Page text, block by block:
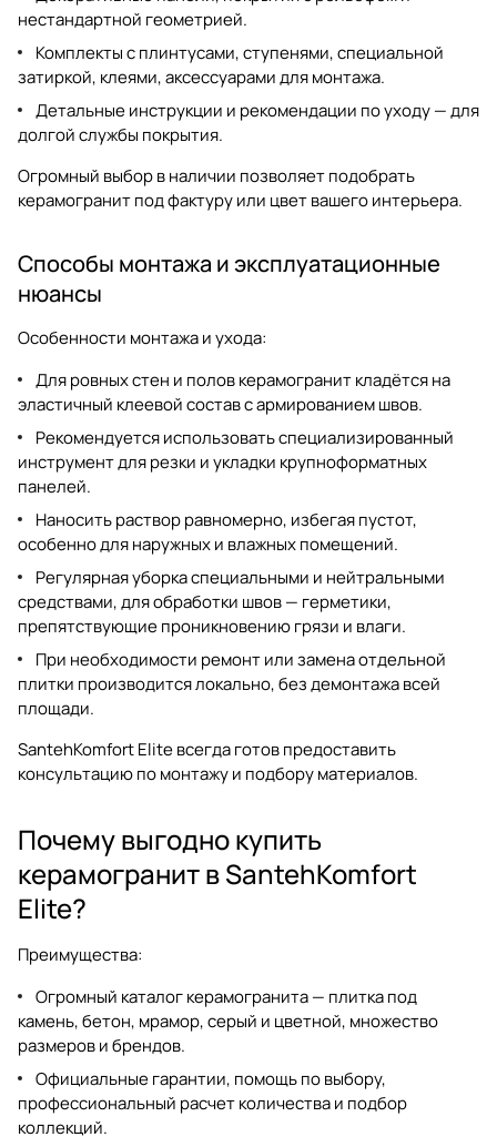
нестандартной геометрией.
Комплекты с плинтусами, ступенями, специальной
затиркой, клеями, аксессуарами для монтажа.
Детальные инструкции и рекомендации по уходу — для
долгой службы покрытия.
Огромный выбор в наличии позволяет подобрать
керамогранит подфактуру или цвет вашего интерьера.
Способы монтажа и эксплуатационные
нюансы
Особенности монтажа и ухода:
Для ровных стен и полов керамогранит кладётся на
эластичный клеевой состав с армированием швов.
Рекомендуется использовать специализированный
инструмент для резки и укладки крупноформатных
панелей.
Наносить раствор равномерно, избегая пустот,
особенно для наружных и влажных помещений.
Регулярная уборка специальными и нейтральными
средствами, для обработки швов — герметики,
препятствующие проникновению грязи и влаги.
При необходимости ремонт или замена отдельной
плитки производится локально, без демонтажа всей
площади.
SantehKomfort Elite всегда готов предоставить
консультацию по монтажу и подбору материалов.
Почему выгодно купить
керамогранит в SantehKomfort
Elite?
Преимущества:
Огромный каталогкерамогранита— плитка под
камень, бетон, мрамор, серый и цветной, множество
размеров и брендов.
Официальные гарантии, помощь по выбору,
профессиональный расчет количества и подбор
коллекций.